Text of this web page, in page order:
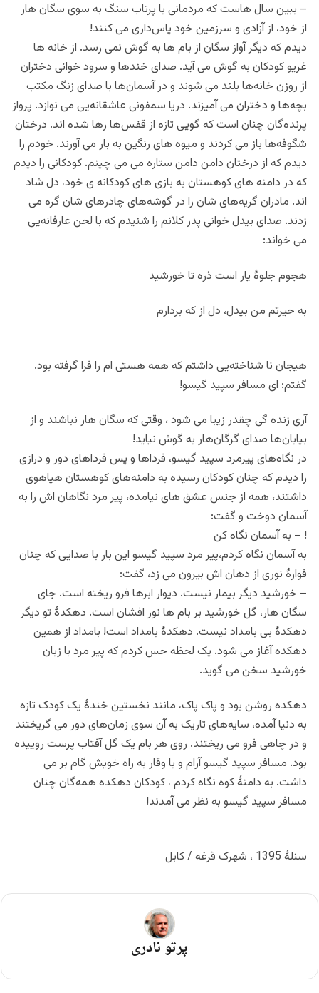
– ببین سال هاست که مردمانی با پرتاب سنگ به سوی سگان هار
از خود، از آزادی و سرزمین خود پاس‌داری می کنند!
دیدم که دیگر آواز سگان از بام ها به گوش نمی رسد. از خانه ها
غریو کودکان به گوش می آید. صدای خندها و سرود خوانی دختران
از روزن خانه‌ها بلند می شوند و در آسمان‌ها با صدای زنگ مکتب
بچه‌ها و دختران می آمیزند. دریا سمفونی عاشقانه‌یی می نوازد. پرواز
پرنده‌گان چنان است که گویی تازه از قفس‌ها رها شده اند. درختان
شگوفه‌ها باز می کردند و میوه های رنگین به بار می آورند. خودم را
دیدم که از درختان دامن دامن ستاره می می چینم. کودکانی را دیدم
که در دامنه های کوهستان به بازی های کودکانه ی خود، دل شاد
اند. مادران گریه‌های شان را در گوشه‌های چادرهای شان گره می
زدند. صدای بیدل خوانی پدر کلانم را شنیدم که با لحن عارفانه‌یی
می خواند:
هجوم جلوۀ یار است ذره تا خورشید
به حیرتم من بیدل، دل از که بردارم
هیجان نا شناخته‌یی داشتم که همه هستی ام را فرا گرفته بود.
گفتم: ای مسافر سپید گیسو!
آری زنده گی چقدر زیبا می شود ، وقتی که سگان هار نباشند و از
بیابان‌ها صدای گرگان‌هار به گوش نیاید!
در نگاه‌های پیرمرد سپید گیسو، فرداها و پس فرداهای دور و درازی
را دیدم که چنان کودکان رسیده به دامنه‌های کوهستان هیاهوی
داشتند، همه از جنس عشق های نیامده، پیر مرد نگاهان اش را به
آسمان دوخت و گفت:
! – به آسمان نگاه کن
به آسمان نگاه کردم،پیر مرد سپید گیسو این بار با صدایی که چنان
فوارۀ نوری از دهان اش بیرون می زد، گفت:
– خورشید دیگر بیمار نیست. دیوار ابرها فرو ریخته است. جای
سگان هار، گل خورشید بر بام ها نور افشان است. دهکدۀ تو دیگر
دهکدۀ بی بامداد نیست. دهکدۀ بامداد است! بامداد از همین
دهکده آغاز می شود. یک لحظه حس کردم که پیر مرد با زبان
خورشید سخن می گوید.
دهکده روشن بود و پاک پاک، مانند نخستین خندۀ یک کودک تازه
به دنیا آمده، سایه‌های تاریک به آن سوی زمان‌های دور می گریختند
و در چاهی فرو می ریختند. روی هر بام یک گل آفتاب پرست روییده
بود. مسافر سپید گیسو آرام و با وقار به راه خویش گام بر می
داشت. به دامنۀ کوه نگاه کردم ، کودکان دهکده همه‌گان چنان
مسافر سپید گیسو به نظر می آمدند!
سنلۀ 1395 ، شهرک قرغه / کابل
پرتو نادری